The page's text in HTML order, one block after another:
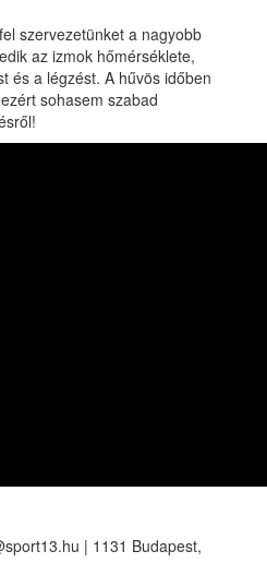
szervezetünket a nagyobb
az izmok hőmérséklete,
és a légzést. A hűvös időben
sohasem szabad
| 1131 Budapest,